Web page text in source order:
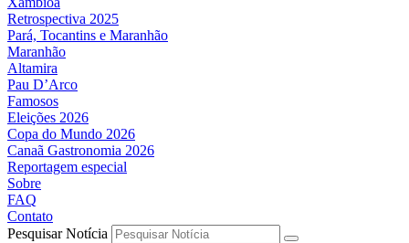
Retrospectiva 2025
Pará, Tocantins e Maranhão
Maranhão
Altamira
Pau D’Arco
Famosos
Eleições 2026
Copa do Mundo 2026
Canaã Gastronomia 2026
Reportagem especial
Sobre
FAQ
Contato
Pesquisar Notícia